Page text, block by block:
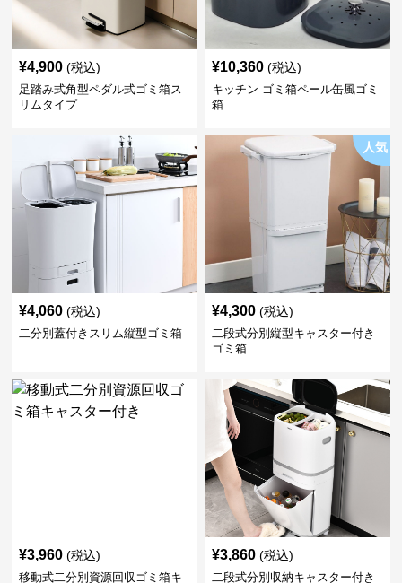
¥4,900 (税込)
足踏み式角型ペダル式ゴミ箱ス
リムタイプ
¥10,360 (税込)
キッチン ゴミ箱ペール缶風ゴミ
箱
¥4,060 (税込)
二分別蓋付きスリム縦型ゴミ箱
人気
¥4,300 (税込)
二段式分別縦型キャスター付き
ゴミ箱
¥3,960 (税込)
移動式二分別資源回収ゴミ箱キ
¥3,860 (税込)
二段式分別収納キャスター付き